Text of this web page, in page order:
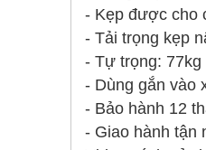
- Kẹp được cho
- Tải trọng kẹp
- Tự trọng: 77kg
- Dùng gắn vào
- Bảo hành 12
- Giao hành tận